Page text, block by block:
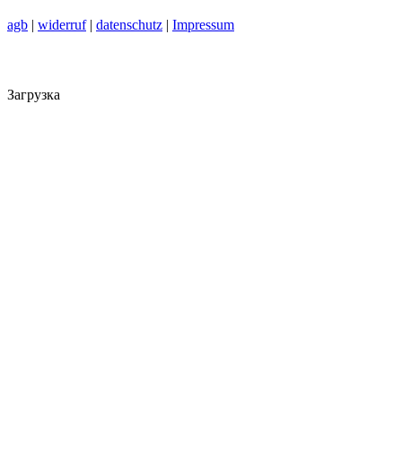
agb | widerruf| datenschutz | Impressum
Загрузка